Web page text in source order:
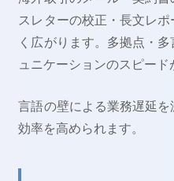
スレターの校正・長文レ
く広がります。多拠点・
ュニケーションのスピード
言語の壁による業務遅延
効率を高められます。